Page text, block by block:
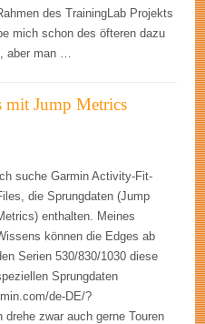
des TrainingLab Projekts
mich schon des öfteren dazu
aber man …
Jump Metrics
Ich suche Garmin Activity-Fit-
die Sprungdaten (Jump
enthalten. Meines
können die Edges ab
Serien 530/830/1030 diese
Sprungdaten
de-DE/?
zwar auch gerne Touren